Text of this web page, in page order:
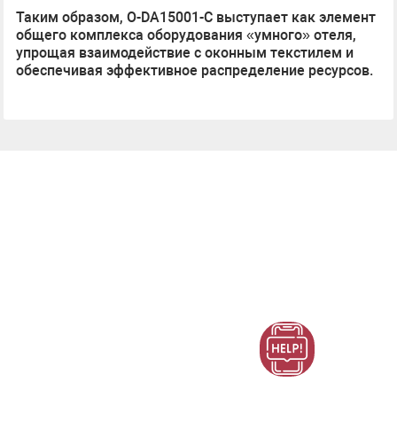
Таким образом, O-DA15001-C выступает как элемент
общего комплекса оборудования «умного» отеля,
упрощая взаимодействие с оконным текстилем и
обеспечивая эффективное распределение ресурсов.